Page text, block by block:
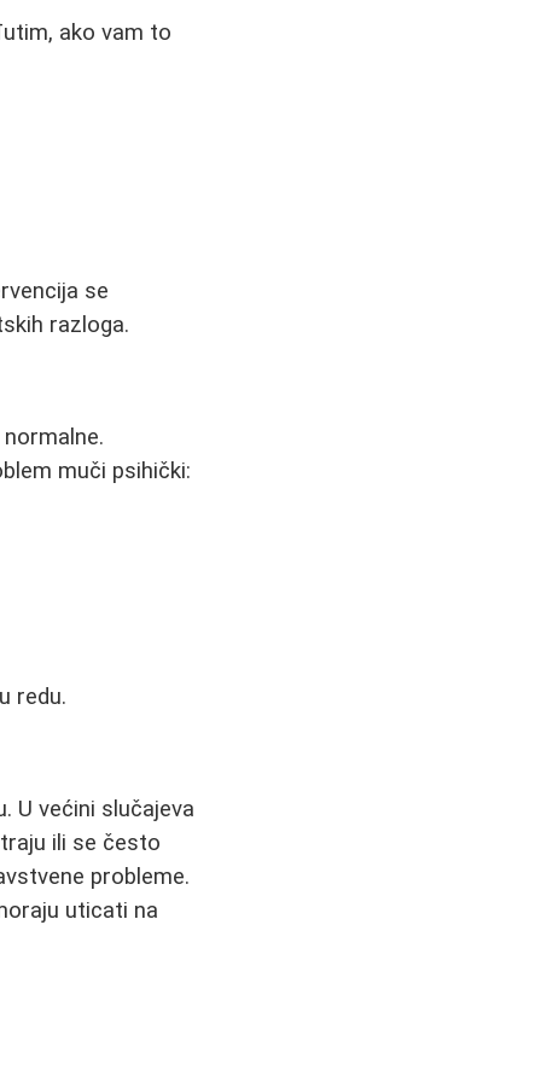
ako vam to
se
razloga.
muči psihički:
redu.
U većini slučajeva
ili se često
probleme.
uticati na